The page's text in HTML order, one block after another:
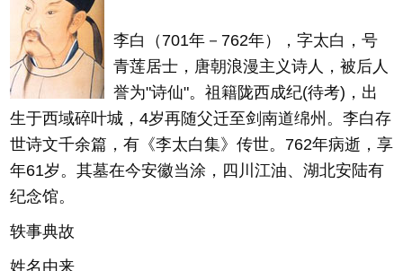
李白（701年－762年），字太白，号
青莲居士，唐朝浪漫主义诗人，被后人
誉为"诗仙"。祖籍陇西成纪(待考)，出
生于西域碎叶城，4岁再随父迁至剑南道绵州。李白存
世诗文千余篇，有《李太白集》传世。762年病逝，享
年61岁。其墓在今安徽当涂，四川江油、湖北安陆有
纪念馆。
轶事典故
姓名由来